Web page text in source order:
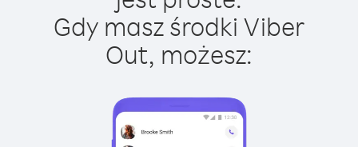
Gdy masz środki Viber
Out, możesz: